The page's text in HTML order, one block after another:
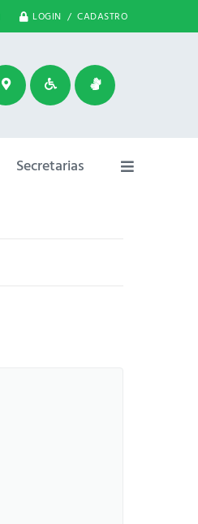
LOGIN / CADASTRO
Secretarias